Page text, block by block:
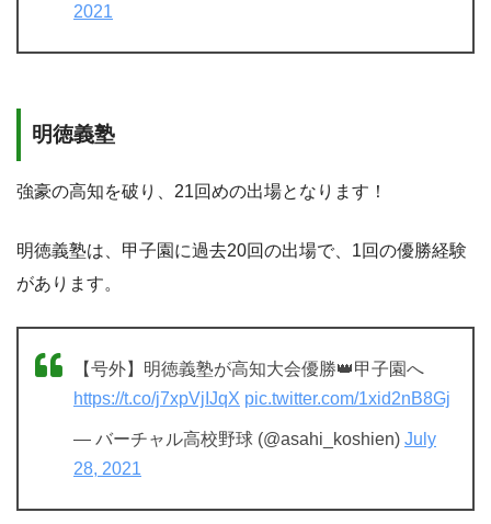
2021
明徳義塾
強豪の高知を破り、21回めの出場となります！
明徳義塾は、甲子園に過去20回の出場で、1回の優勝経験
があります。
【号外】明徳義塾が高知大会優勝👑甲子園へ
https://t.co/j7xpVjIJqX pic.twitter.com/1xid2nB8Gj
— バーチャル高校野球 (@asahi_koshien) July
28, 2021